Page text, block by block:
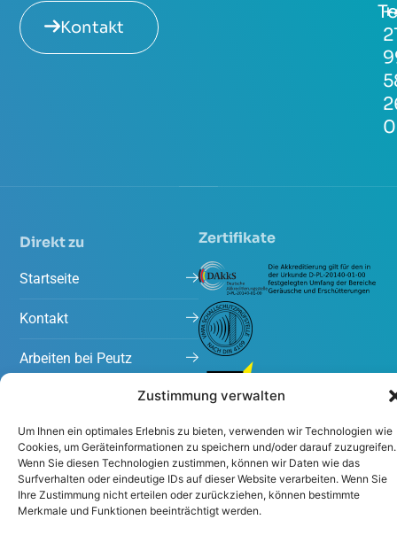
Zustimmung verwalten
Um Ihnen ein optimales Erlebnis zu bieten, verwenden wir Technologien wie
Cookies, um Geräteinformationen zu speichern und/oder darauf zuzugreifen.
Wenn Sie diesen Technologien zustimmen, können wir Daten wie das
Surfverhalten oder eindeutige IDs auf dieser Website verarbeiten. Wenn Sie
Ihre Zustimmung nicht erteilen oder zurückziehen, können bestimmte
Merkmale und Funktionen beeinträchtigt werden.
Kontakt
0
Direkt zu
Startseite
Kontakt
Arbeiten bei Peutz
Aktuelles
Zertifikate